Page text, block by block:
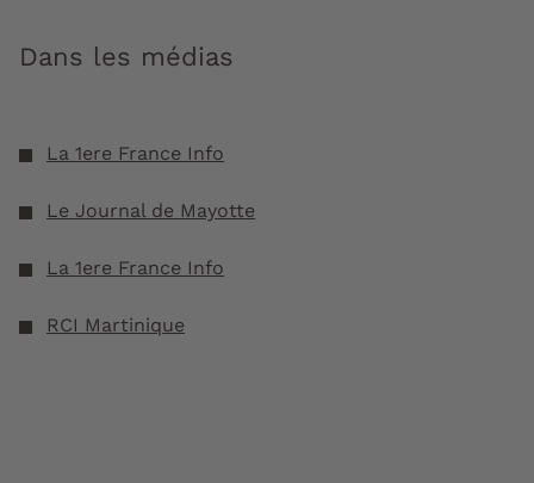
Dans les médias
La 1ere France Info
Le Journal de Mayotte
La 1ere France Info
RCI Martinique